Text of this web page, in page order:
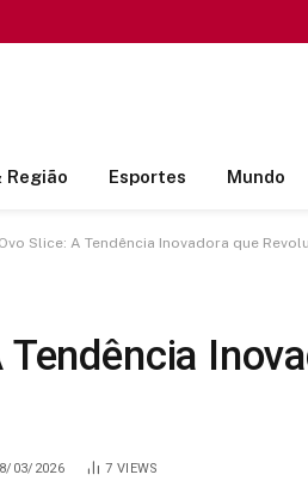
Região Esportes Mundo
Ovo Slice: A Tendência Inovadora que
Tendência
03/2026 7 VIEWS